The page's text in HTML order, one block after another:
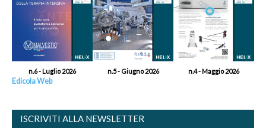
n.6 - Luglio 2026 n.5 - Giugno 2026 n.4 - Maggio 2026
Edicola Web
ISCRIVITI ALLA NEWSLETTER